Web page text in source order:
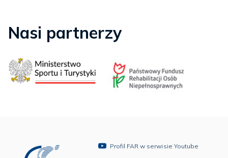
Nasi partnerzy
Profil FAR w serwisie Youtube